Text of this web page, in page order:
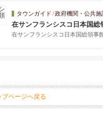
タウンガイド /政府機関・公共施
在サンフランシスコ日本国総
在サンフランシスコ日本国総領事
プページへ戻る